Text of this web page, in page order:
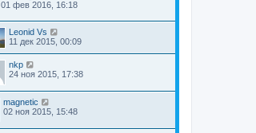
01 фев 2016, 16:18
Leonid Vs
11 дек 2015, 00:09
nkp
24 ноя 2015, 17:38
magnetic
02 ноя 2015, 15:48